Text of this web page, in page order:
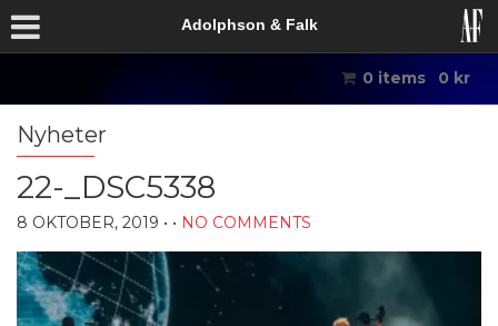
Adolphson & Falk
0 items 0 kr
Nyheter
22-_DSC5338
8 OKTOBER, 2019 • • NO COMMENTS